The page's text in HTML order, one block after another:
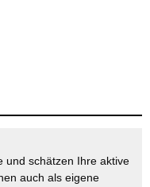
und schätzen Ihre aktive
auch als eigene